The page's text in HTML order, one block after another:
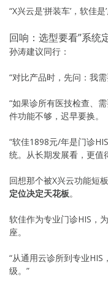
“X兴云是’拼装车’，软佳是
回响：选型要看”系统
孙涛建议同行：
“对比产品时，先问：我需
“如果诊所有医技检查、
件功能不够，迟早要换。
“软佳1898元/年是门诊
统。从长期发展看，更值
回想那个被X兴云功能短
定位决定天花板。
软佳作为专业门诊HIS，
座。
“从通用云诊所到专业
级。”